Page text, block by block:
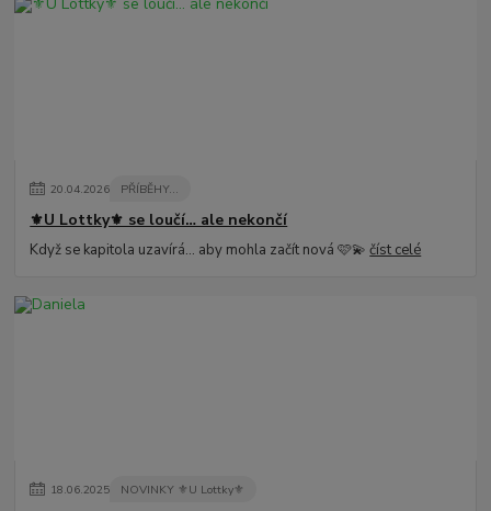
20.04.2026 PŘÍBĚHY...
⚜️U Lottky⚜️ se loučí… ale nekončí
Když se kapitola uzavírá… aby mohla začít nová 🩷💫číst celé
18.06.2025 NOVINKY ⚜️U Lottky⚜️